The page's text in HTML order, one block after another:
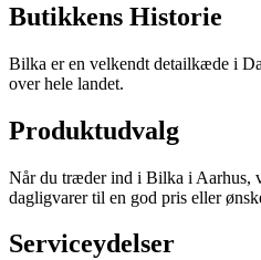
Butikkens Historie
Bilka er en velkendt detailkæde i
over hele landet.
Produktudvalg
Når du træder ind i Bilka i Aarhus,
dagligvarer til en god pris eller
Serviceydelser